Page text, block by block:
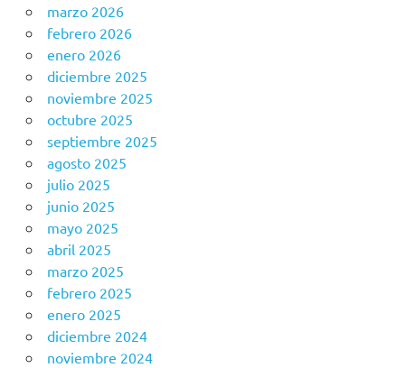
marzo 2026
febrero 2026
enero 2026
diciembre 2025
noviembre 2025
octubre 2025
septiembre 2025
agosto 2025
julio 2025
junio 2025
mayo 2025
abril 2025
marzo 2025
febrero 2025
enero 2025
diciembre 2024
noviembre 2024